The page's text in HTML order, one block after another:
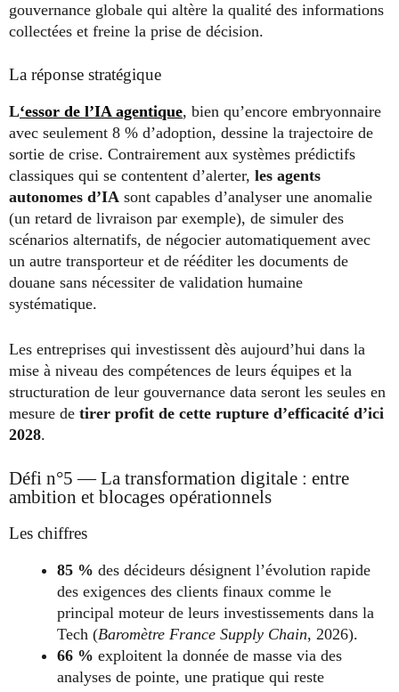
gouvernance globale qui altère la qualité des informations
collectées et freine la prise de décision.
La réponse stratégique
L‘essor de l’IA agentique, bien qu’encore embryonnaire
avec seulement 8 % d’adoption, dessine la trajectoire de
sortie de crise. Contrairement aux systèmes prédictifs
classiques qui se contentent d’alerter, les agents
autonomes d’IA sont capables d’analyser une anomalie
(un retard de livraison par exemple), de simuler des
scénarios alternatifs, de négocier automatiquement avec
un autre transporteur et de rééditer les documents de
douane sans nécessiter de validation humaine
systématique.
Les entreprises qui investissent dès aujourd’hui dans la
mise à niveau des compétences de leurs équipes et la
structuration de leur gouvernance data seront les seules en
mesure de tirer profit de cette rupture d’efficacité d’ici
2028.
Défi n°5 — La transformation digitale : entre
ambition et blocages opérationnels
Les chiffres
85 % des décideurs désignent l’évolution rapide
des exigences des clients finaux comme le
principal moteur de leurs investissements dans la
Tech (Baromètre France Supply Chain, 2026).
66 % exploitent la donnée de masse via des
analyses de pointe, une pratique qui reste